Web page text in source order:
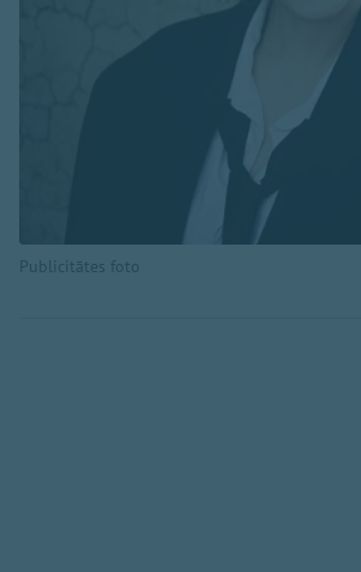
Publicitātes foto